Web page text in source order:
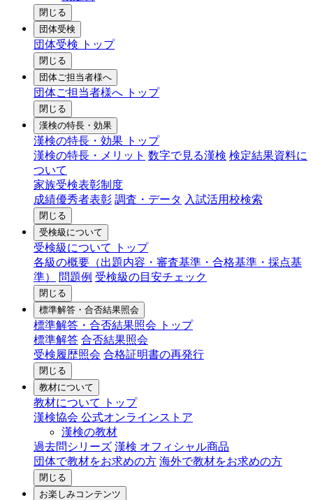
閉じる
団体受検
団体受検 トップ
閉じる
団体ご担当者様へ
団体ご担当者様へ トップ
閉じる
漢検の特長・効果
漢検の特長・効果 トップ
漢検の特長・メリット 数字で見る漢検 検定結果資料に
ついて
家族受検表彰制度
成績優秀者表彰 調査・データ 入試活用校検索
閉じる
受検級について
受検級について トップ
各級の概要（出題内容・審査基準・合格基準・採点基
準）
問題例 受検級の目安チェック
閉じる
標準解答・合否結果照会
標準解答・合否結果照会 トップ
標準解答 合否結果照会
受検履歴照会 合格証明書の再発行
閉じる
教材について
教材について トップ
漢検協会 公式オンラインストア
漢検の教材
過去問シリーズ 漢検 オフィシャル商品
団体で教材をお求めの方 海外で教材をお求めの方
閉じる
お楽しみコンテンツ